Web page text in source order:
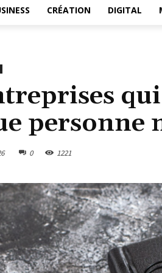
CRÉATION DIGITAL
personne
0 1221